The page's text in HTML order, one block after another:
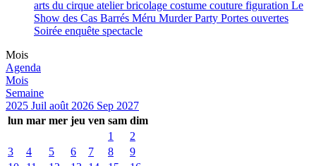
arts du cirque atelierbricolage costume couture figuration Le
Show des Cas Barrés Méru Murder Party Portes ouvertes
Soirée enquête spectacle
Mois
Agenda
Mois
Semaine
2025 Juil août 2026 Sep 2027
lun mar mer jeu ven sam dim
1
2
3
4 5 6 7 8
9